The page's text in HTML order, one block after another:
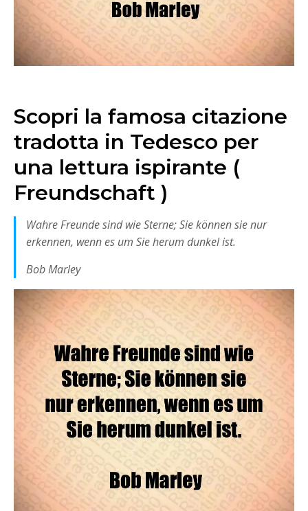
Scopri la famosa citazione
tradotta in Tedesco per
una lettura ispirante (
Freundschaft )
Wahre Freunde sind wie Sterne; Sie können sie nur
erkennen, wenn es um Sie herum dunkel ist.
Bob Marley